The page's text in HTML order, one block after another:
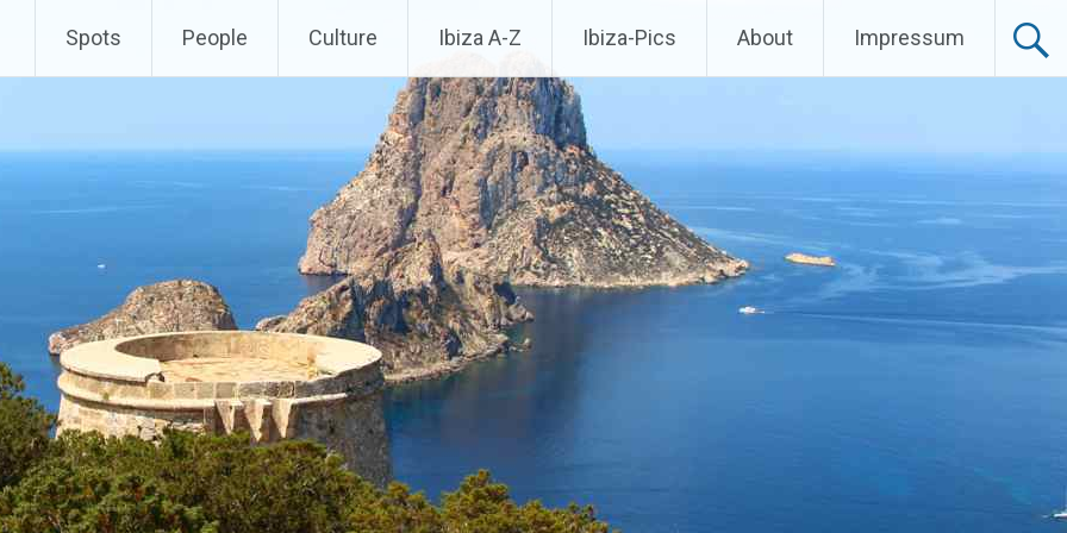
Spots People Culture Ibiza A-Z Ibiza-Pics About Impressum